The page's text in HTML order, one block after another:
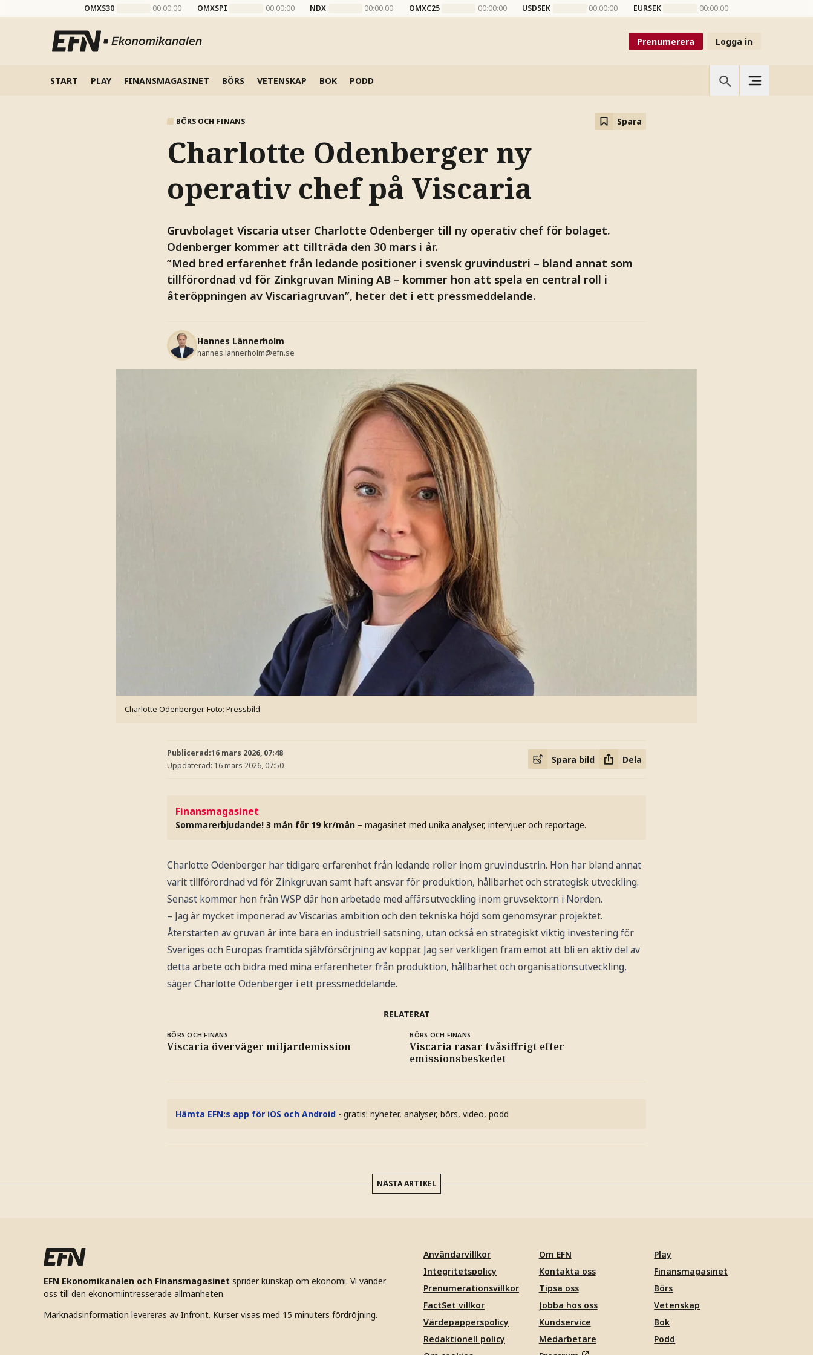
OMXS30 00:00:00 OMXSPI 00:00:00 NDX 00:00:00 OMXC25 00:00:00 USDSEK 00:00:00 EURSEK 00:00:00
Prenumerera Logga in
START PLAY FINANSMAGASINET BÖRS VETENSKAP BOK PODD
BÖRS OCH FINANS Spara
Charlotte Odenberger ny
operativ chef på Viscaria
Gruvbolaget Viscaria utser Charlotte Odenberger till ny operativ chef för bolaget.
Odenberger kommer att tillträda den 30 mars i år.
”Med bred erfarenhet från ledande positioner i svensk gruvindustri – bland annat som
tillförordnad vd för Zinkgruvan Mining AB – kommer hon att spela en central roll i
återöppningen av Viscariagruvan”, heter det i ett pressmeddelande.
Hannes Lännerholm
hannes.lannerholm@efn.se
Charlotte Odenberger. Foto: Pressbild
Publicerad:16 mars 2026, 07:48
Uppdaterad: 16 mars 2026, 07:50
Spara bild Dela
Finansmagasinet
Sommarerbjudande! 3 mån för 19 kr/mån – magasinet med unika analyser, intervjuer och reportage.
Charlotte Odenberger har tidigare erfarenhet från ledande roller inom gruvindustrin. Hon har bland annat
varit tillförordnad vd för Zinkgruvan samt haft ansvar för produktion, hållbarhet och strategisk utveckling.
Senast kommer hon från WSP där hon arbetade med affärsutveckling inom gruvsektorn i Norden.
– Jag är mycket imponerad av Viscarias ambition och den tekniska höjd som genomsyrar projektet.
Återstarten av gruvan är inte bara en industriell satsning, utan också en strategiskt viktig investering för
Sveriges och Europas framtida självförsörjning av koppar. Jag ser verkligen fram emot att bli en aktiv del av
detta arbete och bidra med mina erfarenheter från produktion, hållbarhet och organisationsutveckling,
säger Charlotte Odenberger i ett pressmeddelande.
RELATERAT
BÖRS OCH FINANS
Viscaria överväger miljardemission
BÖRS OCH FINANS
Viscaria rasar tvåsiffrigt efter
emissionsbeskedet
Hämta EFN:s app för iOS och Android - gratis: nyheter, analyser, börs, video, podd
NÄSTA ARTIKEL
EFN Ekonomikanalen och Finansmagasinet sprider kunskap om ekonomi. Vi vänder
oss till den ekonomiintresserade allmänheten.
Marknadsinformation levereras av Infront. Kurser visas med 15 minuters fördröjning.
Användarvillkor
Integritetspolicy
Prenumerationsvillkor
FactSet villkor
Värdepapperspolicy
Redaktionell policy
Om EFN
Kontakta oss
Tipsa oss
Jobba hos oss
Kundservice
Medarbetare
Play
Finansmagasinet
Börs
Vetenskap
Bok
Podd